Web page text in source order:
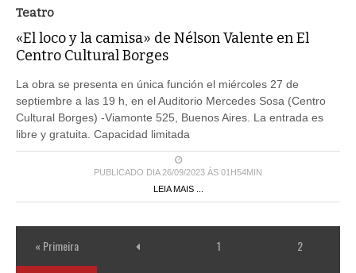
Teatro
«El loco y la camisa» de Nélson Valente en El
Centro Cultural Borges
La obra se presenta en única función el miércoles 27 de
septiembre a las 19 h, en el Auditorio Mercedes Sosa (Centro
Cultural Borges) -Viamonte 525, Buenos Aires. La entrada es
libre y gratuita. Capacidad limitada
PUBLICADO DIA 26/09/2023 ÀS 01H54MIN
LEIA MAIS ...
« Primeira 1 2